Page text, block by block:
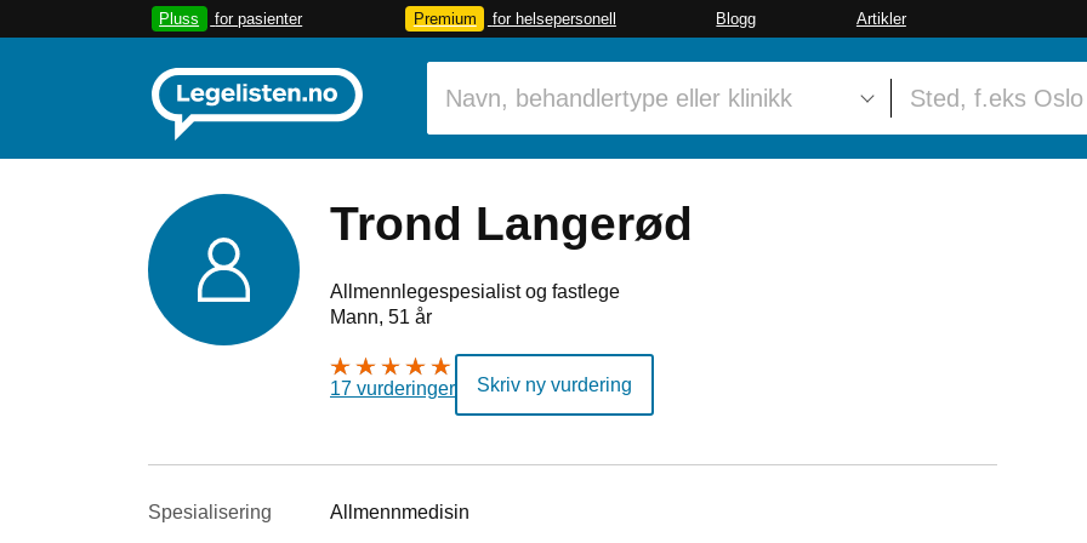
Pluss for pasienter Premium for helsepersonell Blogg Artikler
Trond Langerød
Allmennlegespesialist og fastlege
Mann, 51 år
17 vurderinger Skriv ny vurdering
Spesialisering Allmennmedisin